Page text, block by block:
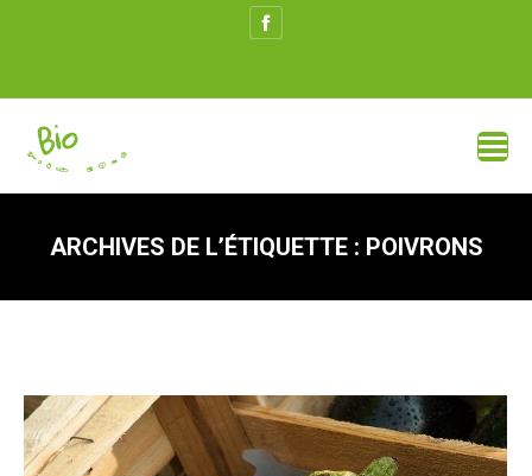
ARCHIVES DE L’ÉTIQUETTE : POIVRONS